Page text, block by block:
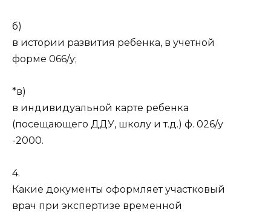
б)
в истории развития ребенка, в учетной
форме 066/у;
*в)
в индивидуальной карте ребенка
(посещающего ДДУ, школу и т.д.) ф. 026/у
-2000.
4.
Какие документы оформляет участковый
врач при экспертизе временной